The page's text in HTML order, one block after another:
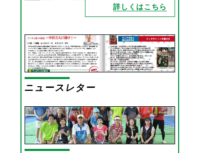
詳しくはこちら
ニュースレター